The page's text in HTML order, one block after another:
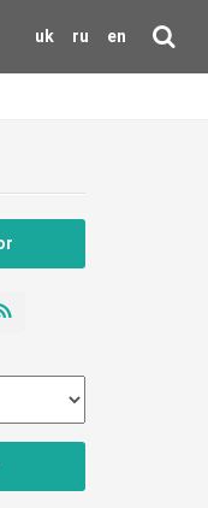
uk ru en